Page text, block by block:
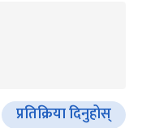
प्रतिक्रिया दिनुहोस्